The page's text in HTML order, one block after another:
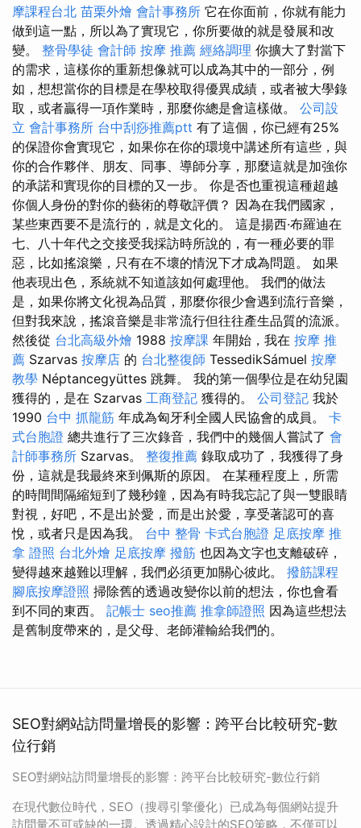
摩課程台北 苗栗外燴 會計事務所 它在你面前，你就有能力
做到這一點，所以為了實現它，你所要做的就是發展和改
變。 整骨學徒 會計師 按摩 推薦 經絡調理 你擴大了對當下
的需求，這樣你的重新想像就可以成為其中的一部分，例
如，想想當你的目標是在學校取得優異成績，或者被大學錄
取，或者贏得一項作業時，那麼你總是會這樣做。 公司設
立 會計事務所 台中刮痧推薦ptt 有了這個，你已經有25%
的保證你會實現它，如果你在你的環境中講述所有這些，與
你的合作夥伴、朋友、同事、導師分享，那麼這就是加強你
的承諾和實現你的目標的又一步。 你是否也重視這種超越
你個人身份的對你的藝術的尊敬評價？ 因為在我們國家，
某些東西要不是流行的，就是文化的。 這是揚西·布羅迪在
七、八十年代之交接受我採訪時所說的，有一種必要的罪
惡，比如搖滾樂，只有在不壞的情況下才成為問題。 如果
他表現出色，系統就不知道該如何處理他。 我們的做法
是，如果你將文化視為品質，那麼你很少會遇到流行音樂，
但對我來說，搖滾音樂是非常流行但往往產生品質的流派。
然後從 台北高級外燴 1988 按摩課 年開始，我在 按摩 推
薦 Szarvas 按摩店 的 台北整復師 TessedikSámuel 按摩
教學 Néptancegyüttes 跳舞。 我的第一個學位是在幼兒園
獲得的，是在 Szarvas 工商登記 獲得的。 公司登記 我於
1990 台中 抓龍筋 年成為匈牙利全國人民協會的成員。 卡
式台胞證 總共進行了三次錄音，我們中的幾個人嘗試了 會
計師事務所 Szarvas。 整復推薦 錄取成功了，我獲得了身
份，這就是我最終來到佩斯的原因。 在某種程度上，所需
的時間間隔縮短到了幾秒鐘，因為有時我忘記了與一雙眼睛
對視，好吧，不是出於愛，而是出於愛，享受著認可的喜
悅，或者只是因為我。 台中 整骨 卡式台胞證 足底按摩 推
拿 證照 台北外燴 足底按摩 撥筋 也因為文字也支離破碎，
變得越來越難以理解，我們必須更加關心彼此。 撥筋課程
腳底按摩證照 掃除舊的透過改變你以前的想法，你也會看
到不同的東西。 記帳士 seo推薦 推拿師證照 因為這些想法
是舊制度帶來的，是父母、老師灌輸給我們的。
SEO對網站訪問量增長的影響：跨平台比較研究-數
位行銷
SEO對網站訪問量增長的影響：跨平台比較研究-數位行銷
在現代數位時代，SEO（搜尋引擎優化）已成為每個網站提升
訪問量不可或缺的一環。透過精心設計的SEO策略，不僅可以